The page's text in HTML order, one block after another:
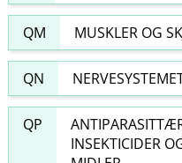
QM MUSKLER OG
QN
QP
INSEKTICIDER